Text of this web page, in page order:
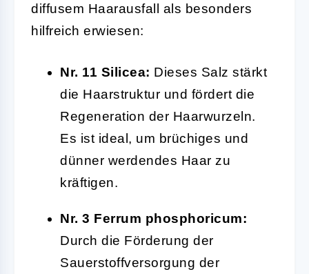
diffusem Haarausfall als besonders
hilfreich erwiesen:
Nr. 11 Silicea: Dieses Salz stärkt
die Haarstruktur und fördert die
Regeneration der Haarwurzeln.
Es ist ideal, um brüchiges und
dünner werdendes Haar zu
kräftigen.
Nr. 3 Ferrum phosphoricum:
Durch die Förderung der
Sauerstoffversorgung der